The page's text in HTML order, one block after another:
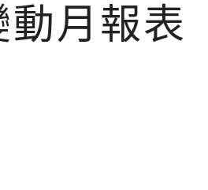
動月報表